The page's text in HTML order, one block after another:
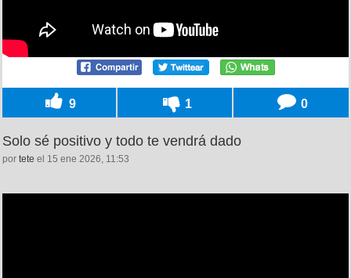
9 1 0
Solo sé positivo y todo te vendrá dado
por tete el 15 ene 2026, 11:53